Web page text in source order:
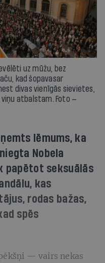
uz mūžu, bez
kad šopavasar
divas vienīgās sievietes,
atbalstam. Foto —
lēmums, ka
Nobela
papētot seksuālās
kas
rodas bažas,
spēs
— vairs nekas